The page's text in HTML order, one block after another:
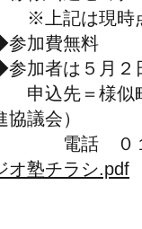
※上記は現時点
加費無料
加者は５月２
申込先＝様似町
協議会）
電話 ０１４
オ塾チラシ.pdf